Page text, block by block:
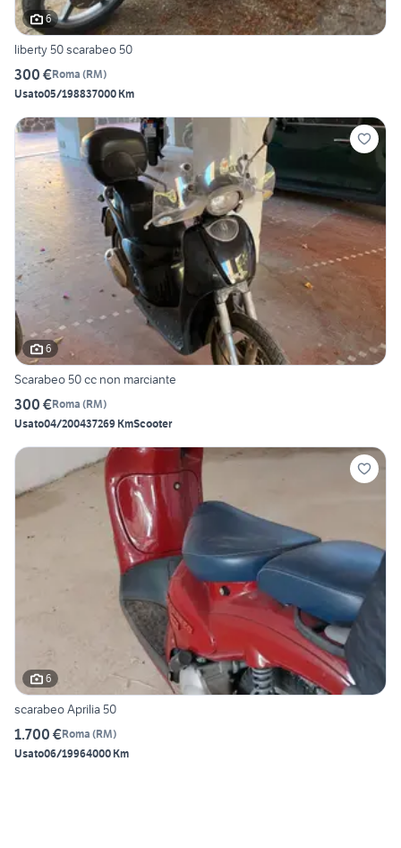
6
liberty 50 scarabeo 50
300 €Roma (RM)
Usato05/198837000 Km
6
Scarabeo 50 cc non marciante
300 €Roma (RM)
Usato04/200437269 KmScooter
6
scarabeo Aprilia 50
1.700 €Roma (RM)
Usato06/19964000 Km